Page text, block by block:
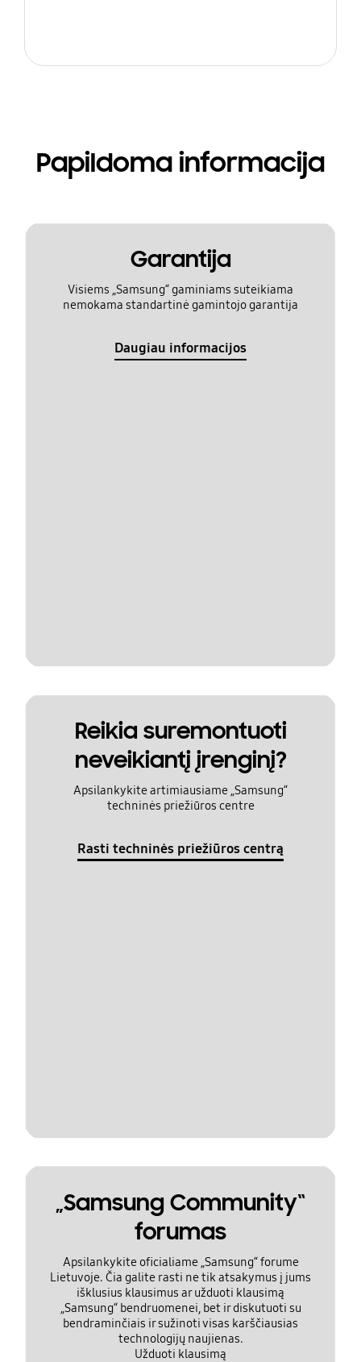
Papildoma informacija
Garantija
Visiems „Samsung“ gaminiams suteikiama
nemokama standartinė gamintojo garantija
Daugiau informacijos
Reikia suremontuoti
neveikiantį įrenginį?
Apsilankykite artimiausiame „Samsung“
techninės priežiūros centre
Rasti techninės priežiūros centrą
„Samsung Community“
forumas
Apsilankykite oficialiame „Samsung“ forume
Lietuvoje. Čia galite rasti ne tik atsakymus į jums
išklusius klausimus ar užduoti klausimą
„Samsung“ bendruomenei, bet ir diskutuoti su
bendraminčiais ir sužinoti visas karščiausias
technologijų naujienas.
Užduoti klausimą